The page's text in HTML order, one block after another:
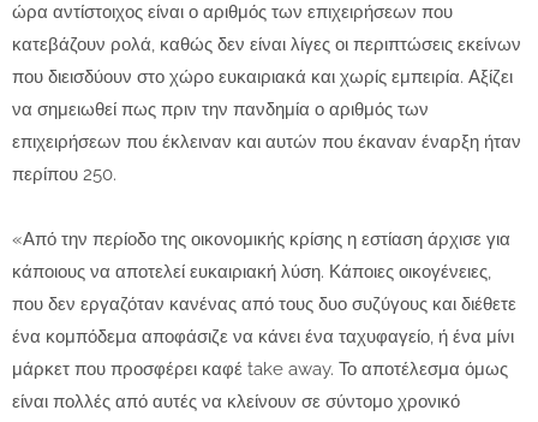
ώρα αντίστοιχος είναι ο αριθμός των επιχειρήσεων που
κατεβάζουν ρολά, καθώς δεν είναι λίγες οι περιπτώσεις εκείνων
που διεισδύουν στο χώρο ευκαιριακά και χωρίς εμπειρία. Αξίζει
να σημειωθεί πως πριν την πανδημία ο αριθμός των
επιχειρήσεων που έκλειναν και αυτών που έκαναν έναρξη ήταν
περίπου 250.
«Από την περίοδο της οικονομικής κρίσης η εστίαση άρχισε για
κάποιους να αποτελεί ευκαιριακή λύση. Κάποιες οικογένειες,
που δεν εργαζόταν κανένας από τους δυο συζύγους και διέθετε
ένα κομπόδεμα αποφάσιζε να κάνει ένα ταχυφαγείο, ή ένα μίνι
μάρκετ που προσφέρει καφέ take away. Το αποτέλεσμα όμως
είναι πολλές από αυτές να κλείνουν σε σύντομο χρονικό